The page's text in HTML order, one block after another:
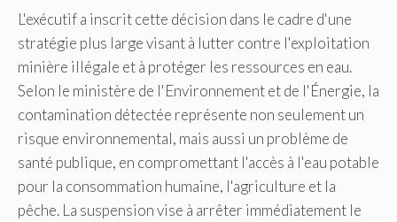
L'exécutif a inscrit cette décision dans le cadre d'une
stratégie plus large visant à lutter contre l'exploitation
minière illégale et à protéger les ressources en eau.
Selon le ministère de l'Environnement et de l'Énergie, la
contamination détectée représente non seulement un
risque environnemental, mais aussi un problème de
santé publique, en compromettant l'accès à l'eau potable
pour la consommation humaine, l'agriculture et la
pêche. La suspension vise à arrêter immédiatement le